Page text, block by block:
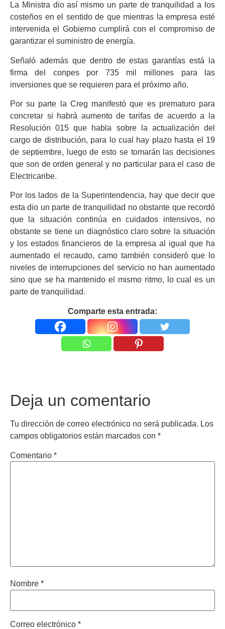
La Ministra dio así mismo un parte de tranquilidad a los
costeños en el sentido de que mientras la empresa esté
intervenida el Gobierno cumplirá con el compromiso de
garantizar el suministro de energía.
Señaló además que dentro de estas garantías está la
firma del conpes por 735 mil millones para las
inversiones que se requieren para el próximo año.
Por su parte la Creg manifestó que es prematuro para
concretar si habrá aumento de tarifas de acuerdo a la
Resolución 015 que habla sobre la actualización del
cargo de distribución, para lo cual hay plazo hasta el 19
de septiembre, luego de esto se tomarán las decisiones
que son de orden general y no particular para el caso de
Electricaribe.
Por los lados de la Superintendencia, hay que decir que
esta dio un parte de tranquilidad no obstante que recordó
que la situación continúa en cuidados intensivos, no
obstante se tiene un diagnóstico claro sobre la situación
y los estados financieros de la empresa al igual que ha
aumentado el recaudo, camo también consideró que lo
niveles de interrupciones del servicio no han aumentado
sino que se ha mantenido el mismo ritmo, lo cual es un
parte de tranquilidad.
Comparte esta entrada:
Deja un comentario
Tu dirección de correo electrónico no será publicada. Los
campos obligatorios están marcados con *
Comentario *
Nombre *
Correo electrónico *